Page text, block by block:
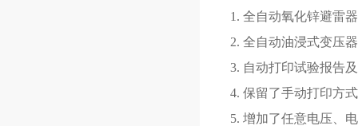
1. 全自动氧化锌避雷
2. 全自动油浸式变压
3. 自动打印试验报告
4. 保留了手动打印方式
5. 增加了任意电压、